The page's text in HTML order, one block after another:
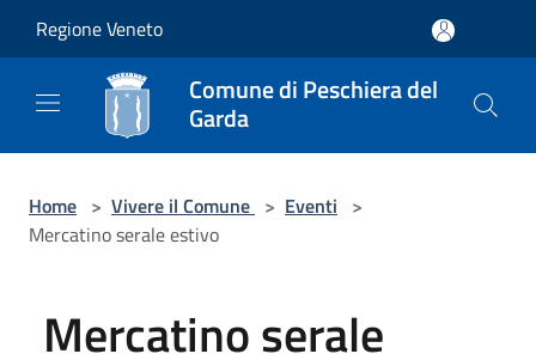
Regione Veneto
Comune di Peschiera del
Garda
Home > Vivere il Comune > Eventi >
Mercatino serale estivo
Mercatino serale